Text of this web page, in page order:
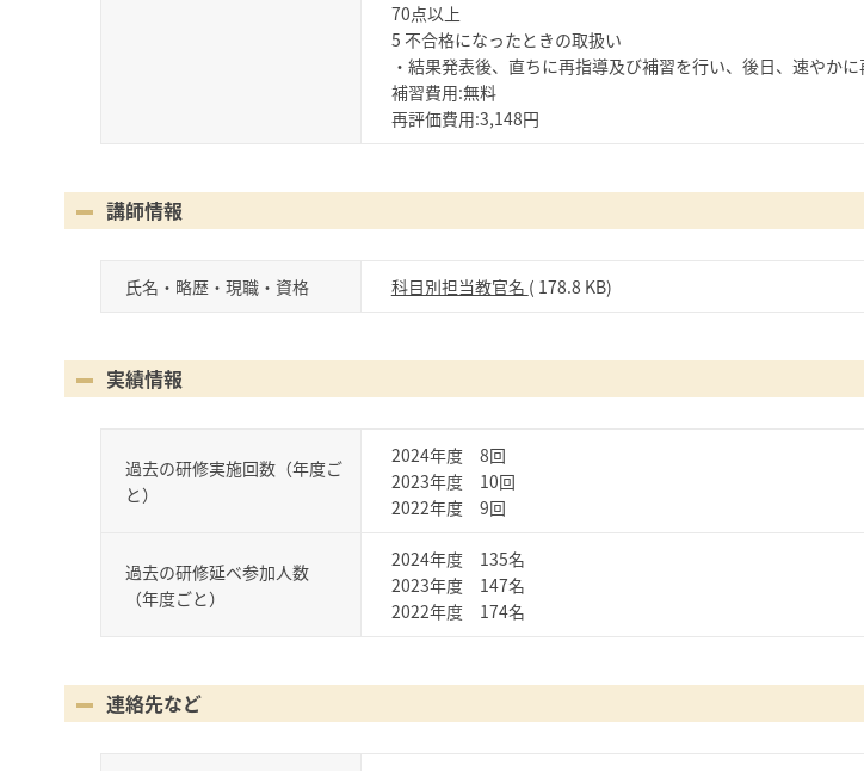
70点以上
5 不合格になったときの取扱い
・結果発表後、直ちに再指導及び補習を行い、後日、速やかに
補習費用:無料
再評価費用:3,148円
講師情報
氏名・略歴・現職・資格 科目別担当教官名 ( 178.8 KB)
実績情報
過去の研修実施回数（年度ご
と）
2024年度 8回
2023年度 10回
2022年度 9回
過去の研修延べ参加人数
（年度ごと）
2024年度 135名
2023年度 147名
2022年度 174名
連絡先など